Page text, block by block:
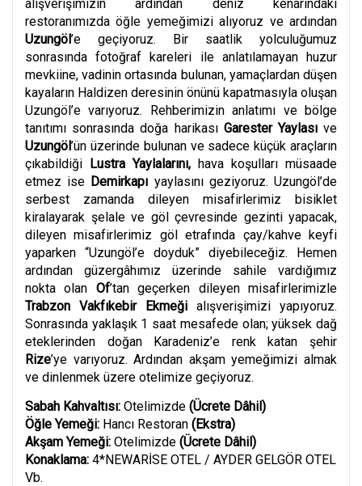
alışverişimizin ardından deniz kenarındaki
restoranımızda öğle yemeğimizi alıyoruz ve ardından
Uzungöl ’e geçiyoruz. Bir saatlik yolculuğumuz
sonrasında fotoğraf kareleri ile anlatılamayan huzur
mevkiine, vadinin ortasında bulunan, yamaçlardan düşen
kayaların Haldizen deresinin önünü kapatmasıyla oluşan
Uzungöl’e varıyoruz. Rehberimizin anlatımı ve bölge
tanıtımı sonrasında doğa harikası Garester Yaylasıve
Uzungöl ’ün üzerinde bulunan ve sadece küçük araçların
çıkabildiği
Lustra Yaylalarını, hava koşulları müsaade
etmez ise Demirkapı yaylasını geziyoruz. Uzungöl’de
serbest zamanda dileyen misafirlerimiz bisiklet
kiralayarak şelale ve göl çevresinde gezinti yapacak,
dileyen misafirlerimiz göl etrafında çay/kahve keyfi
yaparken “Uzungöl’e doyduk” diyebileceğiz. Hemen
ardından güzergâhımız üzerinde sahile vardığımız
nokta olan Of’tan geçerken dileyen misafirlerimizle
Trabzon Vakfıkebir Ekmeği alışverişimizi yapıyoruz.
Sonrasında yaklaşık 1 saat mesafede olan; yüksek dağ
eteklerinden doğan Karadeniz’e renk katan şehir
Rize’ye varıyoruz. Ardından akşam yemeğimizi almak
ve dinlenmek üzere otelimize geçiyoruz.
Sabah Kahvaltısı: Otelimizde (Ücrete Dâhil)
Öğle Yemeği: Hancı Restoran (Ekstra)
Akşam Yemeği: Otelimizde (Ücrete Dâhil)
Konaklama: 4*NEWARİSE OTEL / AYDER GELGÖR OTEL
Vb.